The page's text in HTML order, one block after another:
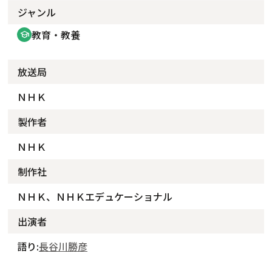
ジャンル
school 教育・教養
放送局
ＮＨＫ
製作者
ＮＨＫ
制作社
ＮＨＫ、ＮＨＫエデュケーショナル
出演者
語り:長谷川勝彦